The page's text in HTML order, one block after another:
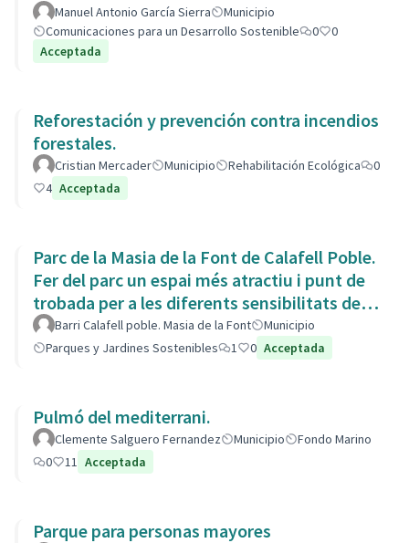
Manuel Antonio García Sierra
Municipio
Comunicaciones para un Desarrollo Sostenible
0
0
Acceptada
Reforestación y prevención contra incendios
forestales.
Cristian Mercader Municipio Rehabilitación Ecológica
0
4 Acceptada
Parc de la Masia de la Font de Calafell Poble.
Fer del parc un espai més atractiu i punt de
trobada per a les diferents sensibilitats del
barri.Barri Calafell poble. Masia de la Font
Municipio
Parques y Jardines Sostenibles
1 0 Acceptada
Pulmó del mediterrani.
Clemente Salguero Fernandez Municipio
Fondo Marino
0
11 Acceptada
Parque para personas mayores